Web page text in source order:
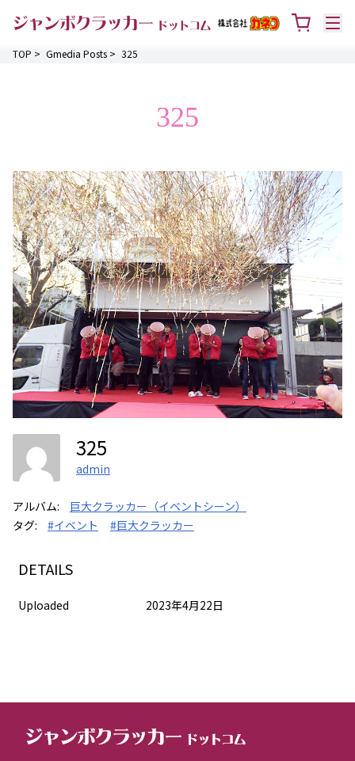
TOP > Gmedia Posts > 325
325
325
admin
アルバム:
巨大クラッカー（イベントシーン）
タグ:
#イベント #巨大クラッカー
DETAILS
Uploaded 2023年4月22日